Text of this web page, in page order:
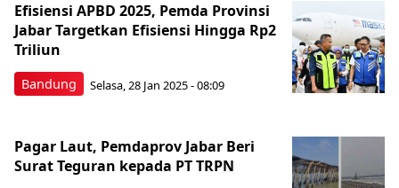
Bandung
Efisiensi APBD 2025, Pemda Provinsi
Jabar Targetkan Efisiensi Hingga Rp2
Triliun
Selasa, 28 Jan 2025 - 08:09
Pagar Laut, Pemdaprov Jabar Beri
Surat Teguran kepada PT TRPN